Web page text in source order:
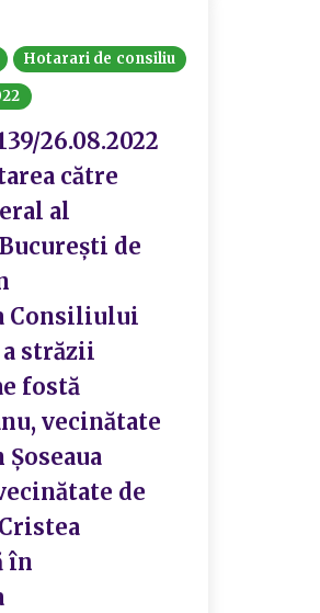
Hotarari de consiliu
26.08.2022
către
al
de
Consiliului
a străzii
fostă
vecinătate
de
în